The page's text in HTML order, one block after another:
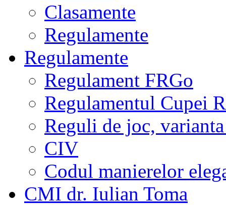
Clasamente
Regulamente
Regulamente
Regulament FRGo
Regulamentul Cupei
Reguli de joc,
CIV
Codul manierelor
CMI dr. Iulian Toma